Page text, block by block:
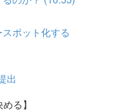
ポット化する
出
る】